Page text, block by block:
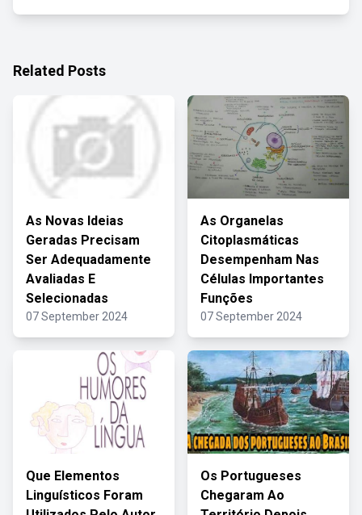
Related Posts
As Novas Ideias
Geradas Precisam
Ser Adequadamente
Avaliadas E
Selecionadas
07 September 2024
As Organelas
Citoplasmáticas
Desempenham Nas
Células Importantes
Funções
07 September 2024
Que Elementos
Linguísticos Foram
Os Portugueses
Chegaram Ao